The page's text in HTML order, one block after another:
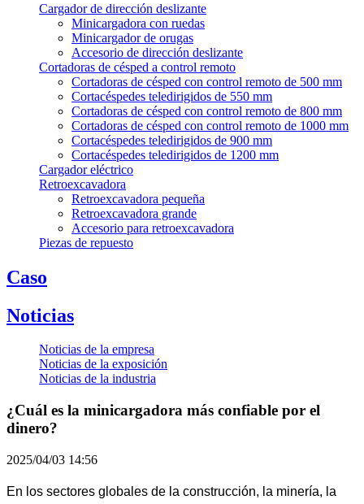
Cargador de dirección deslizante
Minicargadora con ruedas
Minicargador de orugas
Accesorio de dirección deslizante
Cortadoras de césped a control remoto
Cortadoras de césped con control remoto de 500 mm
Cortacéspedes teledirigidos de 550 mm
Cortadoras de césped con control remoto de 800 mm
Cortadoras de césped con control remoto de 1000 mm
Cortacéspedes teledirigidos de 900 mm
Cortacéspedes teledirigidos de 1200 mm
Cargador eléctrico
Retroexcavadora
Retroexcavadora pequeña
Retroexcavadora grande
Accesorio para retroexcavadora
Piezas de repuesto
Caso
Noticias
Noticias de la empresa
Noticias de la exposición
Noticias de la industria
¿Cuál es la minicargadora más confiable por el
dinero?
2025/04/03 14:56
En los sectores globales de la construcción, la minería, la